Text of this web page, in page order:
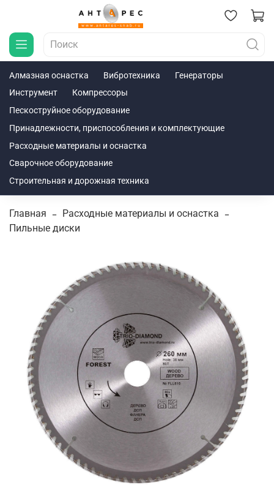
Алмазная оснастка Вибротехника
Генераторы
Инструмент
Компрессоры
Пескоструйное оборудование
Принадлежности, приспособления и комплектующие
Расходные материалы и оснастка
Сварочное оборудование
Строительная и дорожная техника
Главная
Расходные материалы и оснастка
Пильные диски